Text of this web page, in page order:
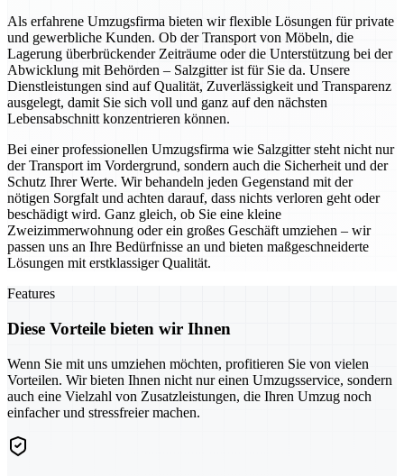
Als erfahrene Umzugsfirma bieten wir flexible Lösungen für private
und gewerbliche Kunden. Ob der Transport von Möbeln, die
Lagerung überbrückender Zeiträume oder die Unterstützung bei der
Abwicklung mit Behörden – Salzgitter ist für Sie da. Unsere
Dienstleistungen sind auf Qualität, Zuverlässigkeit und Transparenz
ausgelegt, damit Sie sich voll und ganz auf den nächsten
Lebensabschnitt konzentrieren können.
Bei einer professionellen Umzugsfirma wie Salzgitter steht nicht nur
der Transport im Vordergrund, sondern auch die Sicherheit und der
Schutz Ihrer Werte. Wir behandeln jeden Gegenstand mit der
nötigen Sorgfalt und achten darauf, dass nichts verloren geht oder
beschädigt wird. Ganz gleich, ob Sie eine kleine
Zweizimmerwohnung oder ein großes Geschäft umziehen – wir
passen uns an Ihre Bedürfnisse an und bieten maßgeschneiderte
Lösungen mit erstklassiger Qualität.
Features
Diese Vorteile bieten wir Ihnen
Wenn Sie mit uns umziehen möchten, profitieren Sie von vielen
Vorteilen. Wir bieten Ihnen nicht nur einen Umzugsservice, sondern
auch eine Vielzahl von Zusatzleistungen, die Ihren Umzug noch
einfacher und stressfreier machen.